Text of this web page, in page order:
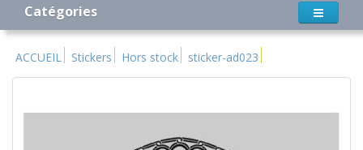
Catégories
ACCUEIL Stickers Hors stock sticker-ad023